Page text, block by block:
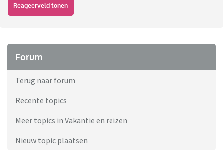
Reageerveld tonen
Forum
Terug naar forum
Recente topics
Meer topics in Vakantie en reizen
Nieuw topic plaatsen